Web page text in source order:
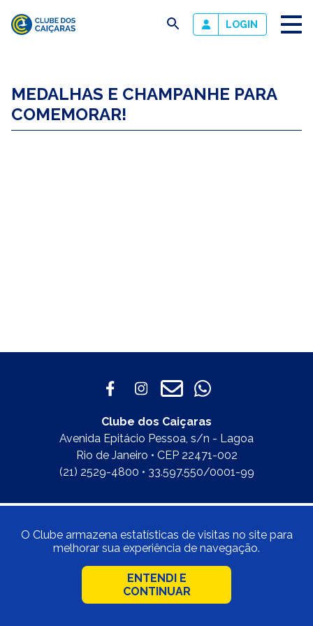
Caiçaras
busca LOGIN
MEDALHAS E CHAMPANHE PARA
COMEMORAR!
Clube dos Caiçaras
Avenida Epitácio Pessoa, s/n - Lagoa
Rio de Janeiro • CEP 22471-002
(21) 2529-4800 • 33.597.550/0001-99
O Clube armazena estatísticas de visitas no site para
melhorar sua experiência de navegação.
ENTENDI E
CONTINUAR